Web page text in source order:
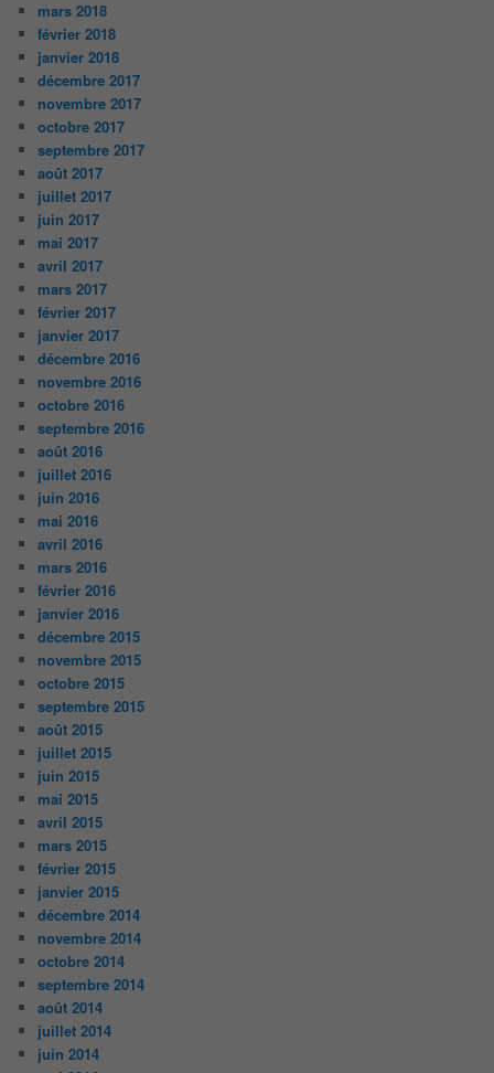
mars 2018
février 2018
janvier 2018
décembre 2017
novembre 2017
octobre 2017
septembre 2017
août 2017
juillet 2017
juin 2017
mai 2017
avril 2017
mars 2017
février 2017
janvier 2017
décembre 2016
novembre 2016
octobre 2016
septembre 2016
août 2016
juillet 2016
juin 2016
mai 2016
avril 2016
mars 2016
février 2016
janvier 2016
décembre 2015
novembre 2015
octobre 2015
septembre 2015
août 2015
juillet 2015
juin 2015
mai 2015
avril 2015
mars 2015
février 2015
janvier 2015
décembre 2014
novembre 2014
octobre 2014
septembre 2014
août 2014
juillet 2014
juin 2014